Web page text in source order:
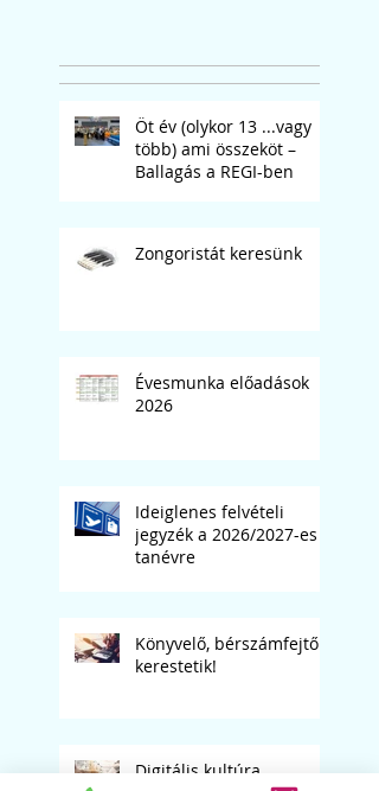
Öt év (olykor 13 ...vagy
több) ami összeköt –
Ballagás a REGI-ben
Zongoristát keresünk
Évesmunka előadások
2026
Ideiglenes felvételi
jegyzék a 2026/2027-es
tanévre
Könyvelő, bérszámfejtő
kerestetik!
Digitális kultúra